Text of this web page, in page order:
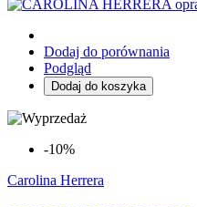
Dodaj do porównania
Podgląd
Dodaj do koszyka
-10%
Carolina Herrera